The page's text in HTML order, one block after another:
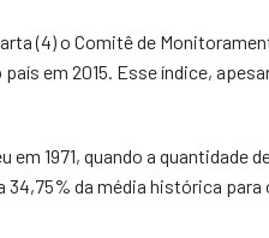
(4) o Comitê de
em 2015. Esse índice,
em 1971, quando a quantidade
34,75% da média histórica para